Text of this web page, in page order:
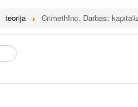
teorija CrimethInc. Darbas: